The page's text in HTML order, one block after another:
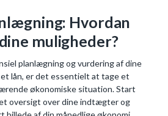
Hvordan
muligheder?
planlægning og vurdering af dine
lån, er det essentielt at tage et
økonomiske situation. Start
oversigt over dine indtægter og